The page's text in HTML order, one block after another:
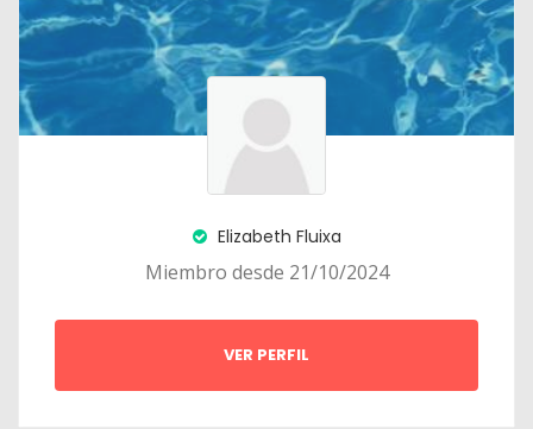
Elizabeth Fluixa
Miembro desde 21/10/2024
VER PERFIL